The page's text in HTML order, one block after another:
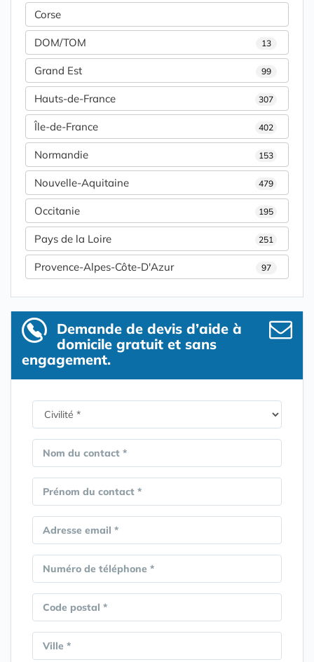
Corse
DOM/TOM 13
Grand Est 99
Hauts-de-France 307
Île-de-France 402
Normandie 153
Nouvelle-Aquitaine 479
Occitanie 195
Pays de la Loire 251
Provence-Alpes-Côte-D'Azur 97
Demande de devis d’aide à
domicile gratuit et sans
engagement.
Nom du contact *
Prénom du contact *
Adresse email *
Numéro de téléphone *
Code postal *
Ville *